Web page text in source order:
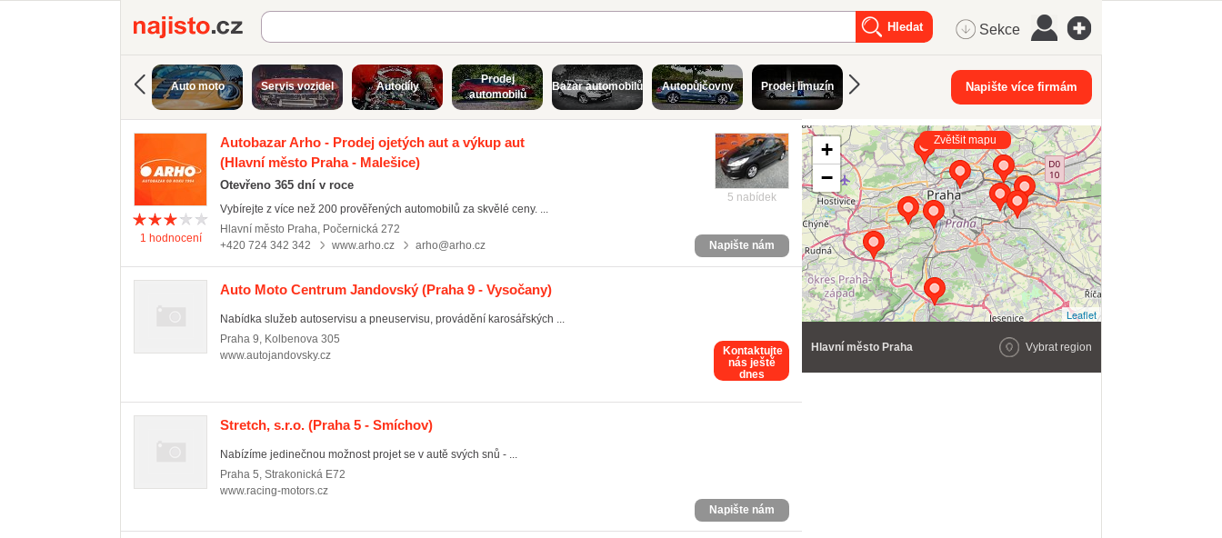
Najisto.cz Sekce
Auto moto Servis vozidel Autodíly
Prodej
automobilů
Bazar automobilů Autopůjčovny Prodej limuzín Napište více firmám
Autobazar Arho - Prodej ojetých aut a výkup aut
(Hlavní město Praha - Malešice)
Otevřeno 365 dní v roce
1 hodnocení
Vybírejte z více než 200 prověřených automobilů za skvělé ceny. ...
Hlavní město Praha, Počernická 272
+420 724 342 342
www.arho.cz arho@arho.cz
5 nabídek
Napište nám
Auto Moto Centrum Jandovský (Praha 9 - Vysočany)
Nabídka služeb autoservisu a pneuservisu, provádění karosářských ...
Praha 9, Kolbenova 305
www.autojandovsky.cz
Kontaktujte
nás ještě
dnes
Stretch, s.r.o. (Praha 5 - Smíchov)
Nabízíme jedinečnou možnost projet se v autě svých snů - ...
Praha 5, Strakonická E72
www.racing-motors.cz
Napište nám
+
−
Leaflet
Zvětšit mapu
Hlavní město Praha Vybrat region